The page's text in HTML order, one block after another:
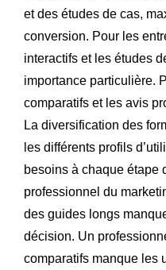
et des études de cas,
conversion. Pour les
interactifs et les études
importance particulière.
comparatifs et les avis
La diversification des
les différents profils
besoins à chaque étape
professionnel du
des guides longs
décision. Un
comparatifs manque les